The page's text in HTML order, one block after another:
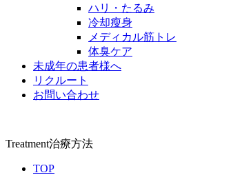
ハリ・たるみ
冷却瘦身
メディカル筋トレ
体臭ケア
未成年の患者様へ
リクルート
お問い合わせ
Treatment治療方法
TOP